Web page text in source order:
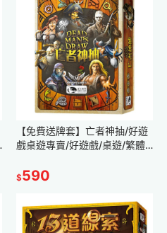
【免費送牌套】亡者神抽/好遊
戲桌遊專賣/好遊戲/桌遊/繁體
氣/策略
$590